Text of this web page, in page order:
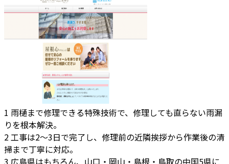
1 雨樋まで修理できる特殊技術で、修理しても直らない雨漏
りを根本解決。
2工事は2～3日で完了し、修理前の近隣挨拶から作業後の清
掃まで丁寧に対応。